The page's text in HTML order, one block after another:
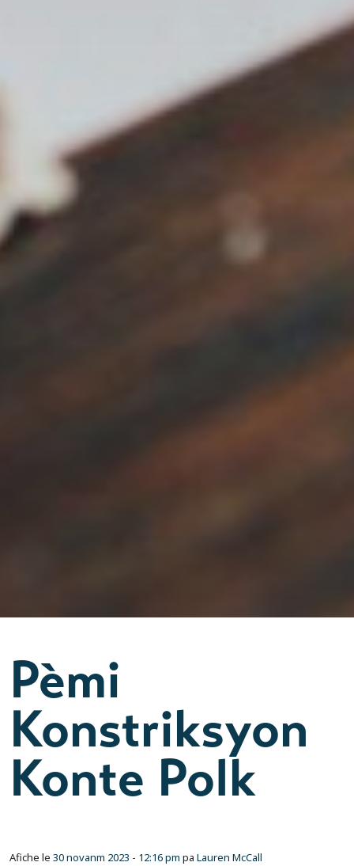
Pèmi
Konstriksyon
Konte Polk
Afiche le 30 novanm 2023 - 12:16 pm pa Lauren McCall